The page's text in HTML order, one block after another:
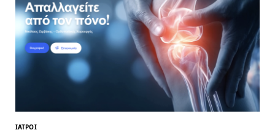
ΙΑΤΡΟΊ